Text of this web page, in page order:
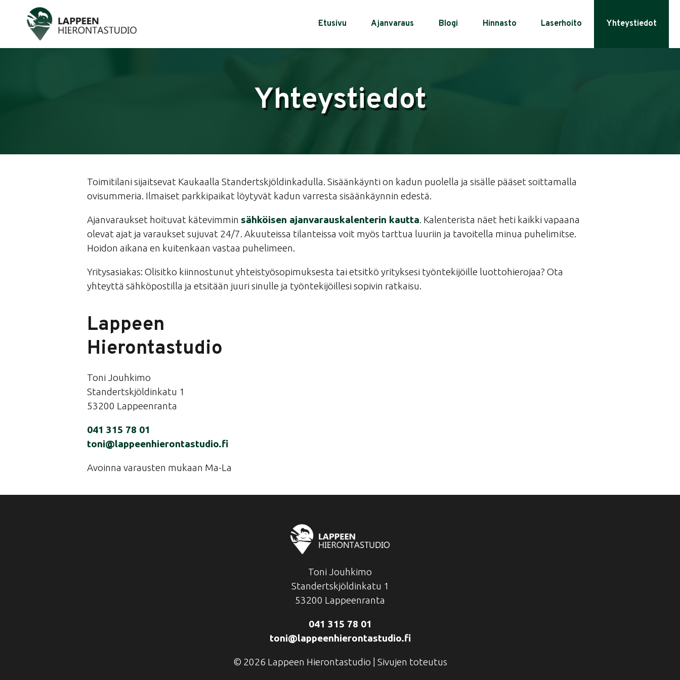
Etusivu Ajanvaraus Blogi Hinnasto Laserhoito Yhteystiedot
Yhteystiedot
Toimitilani sijaitsevat Kaukaalla Standertskjöldinkadulla. Sisäänkäynti on kadun puolella ja sisälle pääset soittamalla
ovisummeria. Ilmaiset parkkipaikat löytyvät kadun varresta sisäänkäynnin edestä.
Ajanvaraukset hoituvat kätevimmin sähköisen ajanvarauskalenterin kautta. Kalenterista näet heti kaikki vapaana
olevat ajat ja varaukset sujuvat 24/7. Akuuteissa tilanteissa voit myös tarttua luuriin ja tavoitella minua puhelimitse.
Hoidon aikana en kuitenkaan vastaa puhelimeen.
Yritysasiakas: Olisitko kiinnostunut yhteistyösopimuksesta tai etsitkö yrityksesi työntekijöille luottohierojaa? Ota
yhteyttä sähköpostilla ja etsitään juuri sinulle ja työntekijöillesi sopivin ratkaisu.
Lappeen
Hierontastudio
Toni Jouhkimo
Standertskjöldinkatu 1
53200 Lappeenranta
041 315 78 01
toni@lappeenhierontastudio.fi
Avoinna varausten mukaan Ma-La
Toni Jouhkimo
Standertskjöldinkatu 1
53200 Lappeenranta
041 315 78 01
toni@lappeenhierontastudio.fi
© 2026 Lappeen Hierontastudio | Sivujen toteutus